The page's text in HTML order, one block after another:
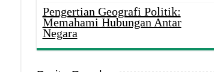
Pengertian Geografi Politik:
Memahami Hubungan Antar
Negara